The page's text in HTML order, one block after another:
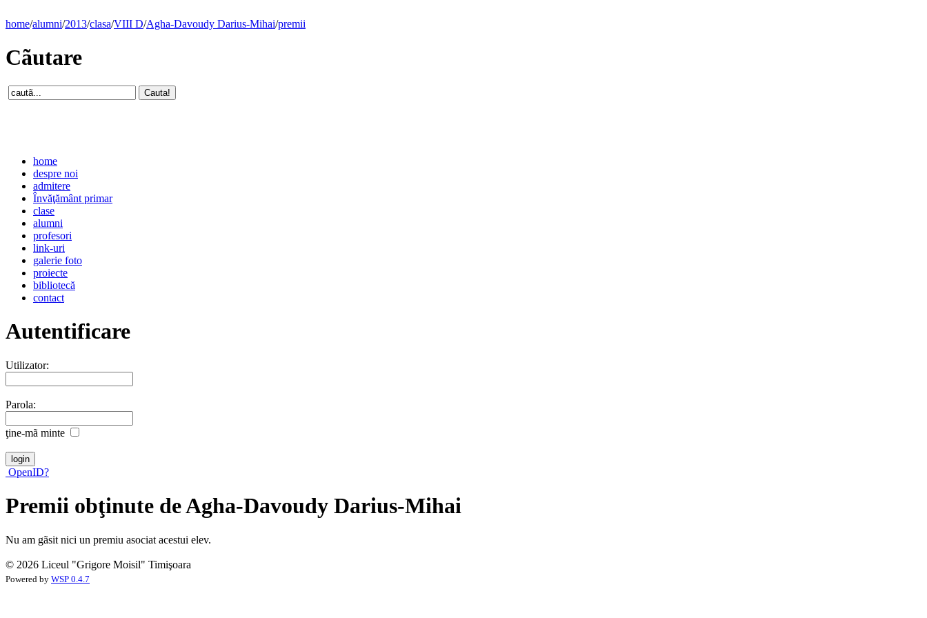
home/alumni/2013/clasa/VIII D/Agha-Davoudy Darius-Mihai/premii
Cãutare
home
despre noi
admitere
Învăţământ primar
clase
alumni
profesori
link-uri
galerie foto
proiecte
bibliotecă
contact
Autentificare
Utilizator:
Parola:
ţine-mã minte
OpenID?
Premii obţinute de Agha-Davoudy Darius-Mihai
Nu am gãsit nici un premiu asociat acestui elev.
© 2026 Liceul "Grigore Moisil" Timişoara
Powered by WSP 0.4.7